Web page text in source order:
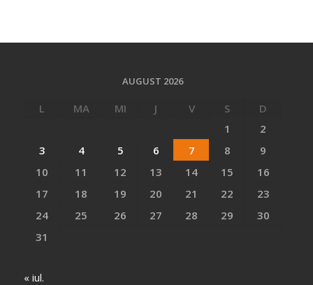
AUGUST 2026
L MA MI J V S
D
1
2
3
4 5 6 7 8
9
10
11 12 13 14 15
16
17
18 19 20 21 22
23
24
25 26 27 28 29
30
31
« iul.